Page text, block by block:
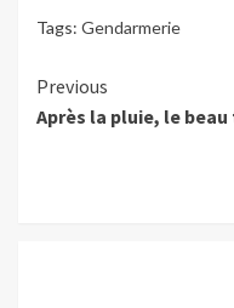
Tags: Gendarmerie
Continue
Reading
Previous
Après la pluie, le beau